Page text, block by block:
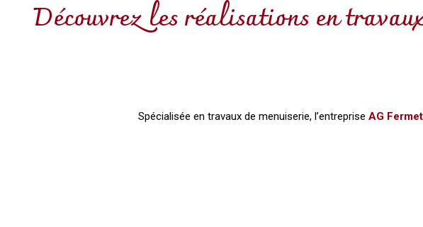
Découvrez les réalisations en
Spécialisée en travaux de menuiserie, l’entreprise AG